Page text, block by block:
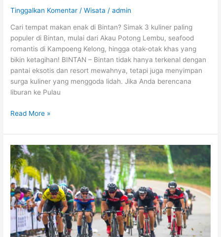
Tinggalkan Komentar /Wisata /admin
Cari tempat makan enak di Bintan? Simak 3 kuliner paling
populer di Bintan, mulai dari Akau Potong Lembu, seafood
romantis di Kampoeng Kelong, hingga otak-otak khas yang
bikin ketagihan! BINTAN – Bintan tidak hanya terkenal dengan
pantai eksotis dan resort mewahnya, tetapi juga menyimpan
surga kuliner yang menggoda lidah. Jika Anda berencana
liburan ke Pulau
Read More »
Tour
de
Bintan
2026
Resmi
Digelar
Agustus,
Ajang